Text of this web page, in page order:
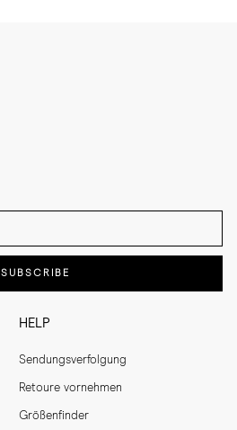
HELP
Sendungsverfolgung
Retoure vornehmen
Größenfinder
SUBSCRIBE